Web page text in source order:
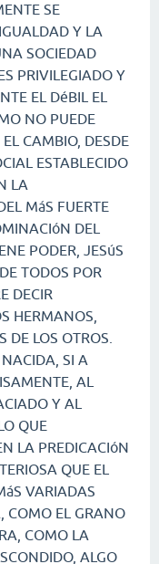
SE
Y LA
SOCIEDAD
PRIVILEGIADO Y
EL DéBIL EL
NO PUEDE
CAMBIO, DESDE
ESTABLECIDO
LA
MáS FUERTE
DEL
PODER, JESúS
TODOS POR
DECIR
HERMANOS,
DE LOS OTROS.
SI A
AL
Y AL
QUE
LA PREDICACIóN
QUE EL
VARIADAS
COMO EL GRANO
COMO LA
ALGO